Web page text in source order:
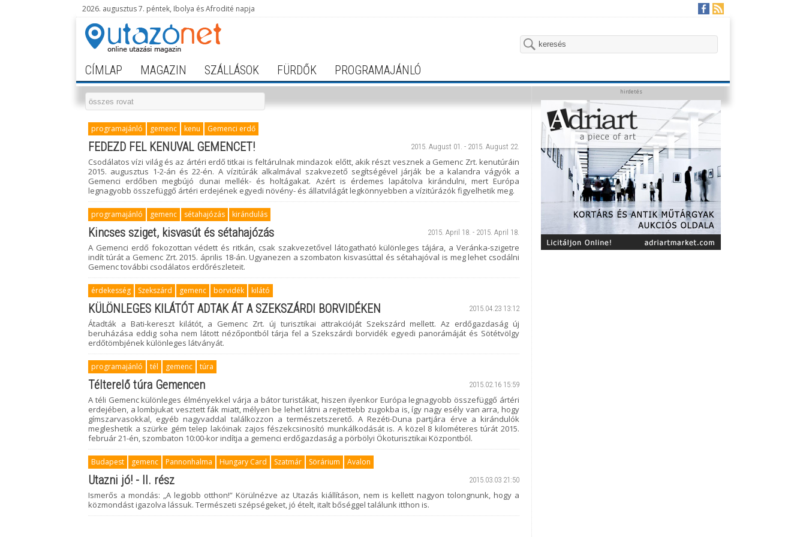
2026. augusztus 7. péntek, Ibolya és Afrodité napja
CÍMLAP MAGAZIN SZÁLLÁSOK FÜRDŐK PROGRAMAJÁNLÓ
programajánló gemenc kenu Gemenci erdő
2015. August 01. - 2015. August 22.
FEDEZD FEL KENUVAL GEMENCET!
Csodálatos vízi világ és az ártéri erdő titkai is feltárulnak mindazok előtt, akik részt vesznek a Gemenc Zrt. kenutúráin
2015. augusztus 1-2-án és 22-én. A vízitúrák alkalmával szakvezető segítségével járják be a kalandra vágyók a
Gemenci erdőben megbújó dunai mellék- és holtágakat. Azért is érdemes lapátolva kirándulni, mert Európa
legnagyobb összefüggő ártéri erdejének egyedi növény- és állatvilágát legkönnyebben a vízitúrázók figyelhetik meg.
programajánló gemenc sétahajózás kirándulás
2015. April 18. - 2015. April 18.
Kincses sziget, kisvasút és sétahajózás
A Gemenci erdő fokozottan védett és ritkán, csak szakvezetővel látogatható különleges tájára, a Veránka-szigetre
indít túrát a Gemenc Zrt. 2015. április 18-án. Ugyanezen a szombaton kisvasúttal és sétahajóval is meg lehet csodálni
Gemenc további csodálatos erdőrészleteit.
érdekesség Szekszárd gemenc borvidék kilátó
2015.04.23 13:12
KÜLÖNLEGES KILÁTÓT ADTAK ÁT A SZEKSZÁRDI BORVIDÉKEN
Átadták a Bati-kereszt kilátót, a Gemenc Zrt. új turisztikai attrakcióját Szekszárd mellett. Az erdőgazdaság új
beruházása eddig soha nem látott nézőpontból tárja fel a Szekszárdi borvidék egyedi panorámáját és Sötétvölgy
erdőtömbjének különleges látványát.
programajánló tél gemenc túra
2015.02.16 15:59
Télterelő túra Gemencen
A téli Gemenc különleges élményekkel várja a bátor turistákat, hiszen ilyenkor Európa legnagyobb összefüggő ártéri
erdejében, a lombjukat vesztett fák miatt, mélyen be lehet látni a rejtettebb zugokba is, így nagy esély van arra, hogy
gímszarvasokkal, egyéb nagyvaddal találkozzon a természetszerető. A Rezéti-Duna partjára érve a kirándulók
megleshetik a szürke gém telep lakóinak zajos fészekcsinosító munkálkodását is. A közel 8 kilométeres túrát 2015.
február 21-én, szombaton 10:00-kor indítja a gemenci erdőgazdaság a pörbölyi Ökoturisztikai Központból.
Budapest gemenc Pannonhalma Hungary Card Szatmár Sörárium Avalon
2015.03.03 21:50
Utazni jó! - II. rész
Ismerős a mondás: „A legjobb otthon!” Körülnézve az Utazás kiállításon, nem is kellett nagyon tolongnunk, hogy a
közmondást igazolva lássuk. Természeti szépségeket, jó ételt, italt bőséggel találunk itthon is.
hirdetés